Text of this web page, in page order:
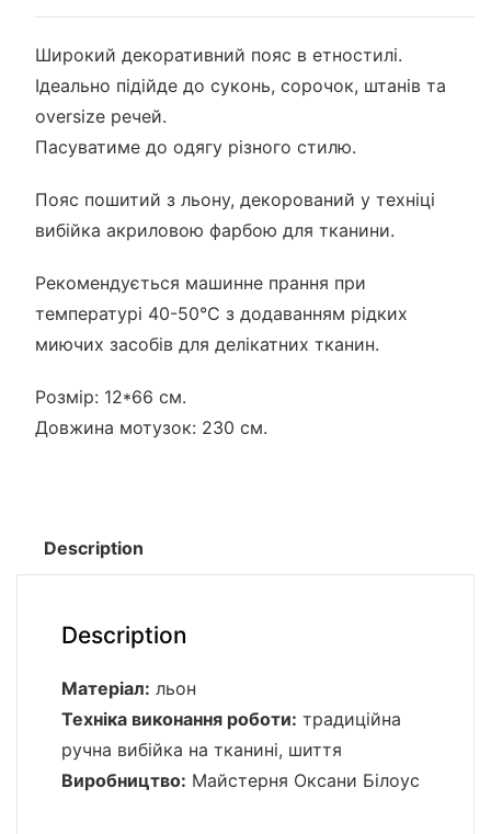
Широкий декоративний пояс в етностилі.
Ідеально підійде до суконь, сорочок, штанів та
oversize речей.
Пасуватиме до одягу різного стилю.
Пояс пошитий з льону, декорований у техніці
вибійка акриловою фарбою для тканини.
Рекомендується машинне прання при
температурі 40-50°С з додаванням рідких
миючих засобів для делікатних тканин.
Розмір: 12*66 см.
Довжина мотузок: 230 см.
Description
Description
Матеріал: льон
Техніка виконання роботи: традиційна
ручна вибійка на тканині, шиття
Виробництво: Майстерня Оксани Білоус